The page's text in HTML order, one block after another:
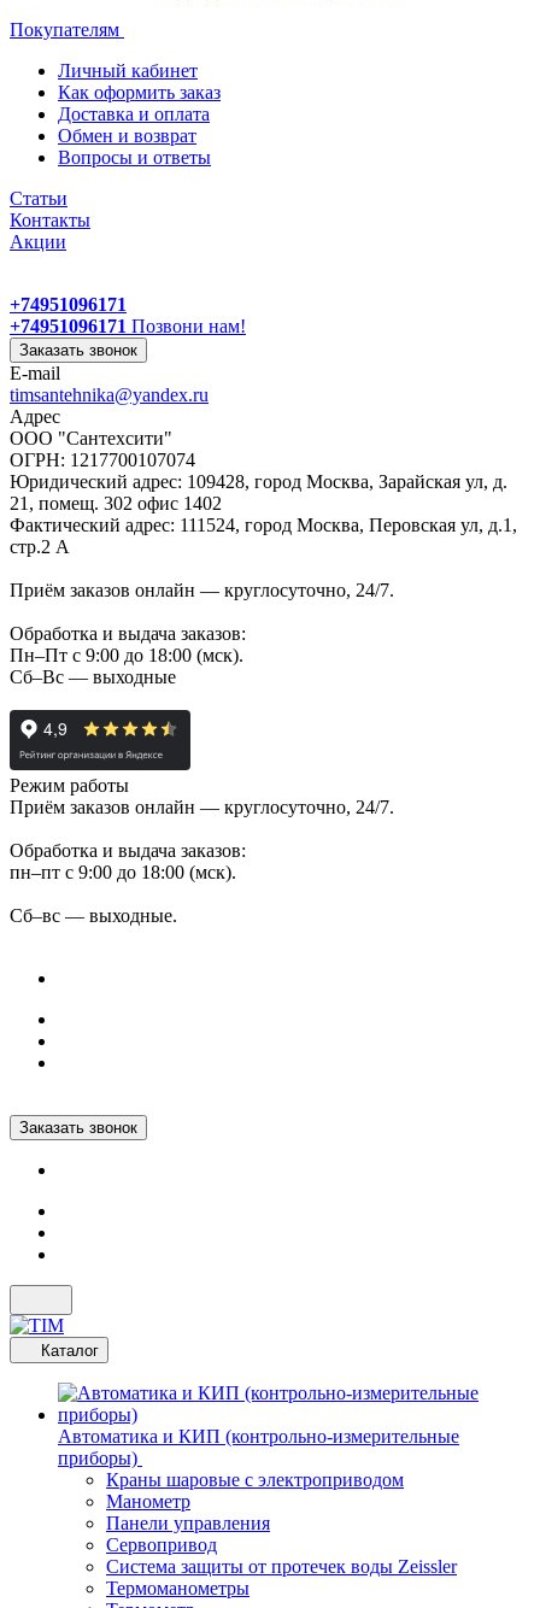
Покупателям
Личный кабинет
Как оформить заказ
Доставка и оплата
Обмен и возврат
Вопросы и ответы
Статьи
Контакты
Акции
+74951096171
+74951096171 Позвони нам!
Заказать звонок
E-mail
timsantehnika@yandex.ru
Адрес
ООО "Сантехсити"
ОГРН: 1217700107074
Юридический адрес: 109428, город Москва, Зарайская ул, д.
21, помещ. 302 офис 1402
Фактический адрес: 111524, город Москва, Перовская ул, д.1,
стр.2 А
Приём заказов онлайн — круглосуточно, 24/7.
Обработка и выдача заказов:
Пн–Пт с 9:00 до 18:00 (мск).
Сб–Вс — выходные
Режим работы
Приём заказов онлайн — круглосуточно, 24/7.
Обработка и выдача заказов:
пн–пт с 9:00 до 18:00 (мск).
Сб–вс — выходные.
Заказать звонок
Каталог
Автоматика и КИП (контрольно-измерительные
приборы)
Краны шаровые с электроприводом
Манометр
Панели управления
Сервопривод
Система защиты от протечек воды Zeissler
Термоманометры